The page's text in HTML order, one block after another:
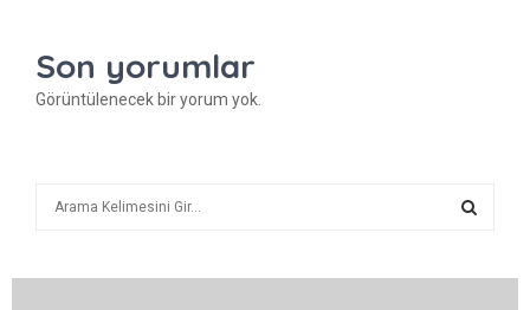
Son yorumlar
Görüntülenecek bir yorum yok.